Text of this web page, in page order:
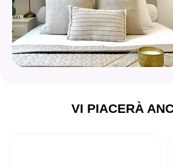
VI PIACERÀ